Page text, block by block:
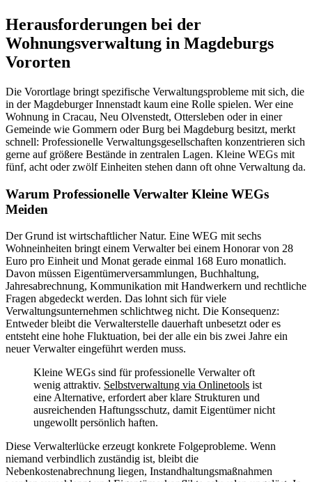
Herausforderungen bei der
Wohnungsverwaltung in Magdeburgs
Vororten
Die Vorortlage bringt spezifische Verwaltungsprobleme mit sich, die
in der Magdeburger Innenstadt kaum eine Rolle spielen. Wer eine
Wohnung in Cracau, Neu Olvenstedt, Ottersleben oder in einer
Gemeinde wie Gommern oder Burg bei Magdeburg besitzt, merkt
schnell: Professionelle Verwaltungsgesellschaften konzentrieren sich
gerne auf größere Bestände in zentralen Lagen. Kleine WEGs mit
fünf, acht oder zwölf Einheiten stehen dann oft ohne Verwaltung da.
Warum Professionelle Verwalter Kleine WEGs
Meiden
Der Grund ist wirtschaftlicher Natur. Eine WEG mit sechs
Wohneinheiten bringt einem Verwalter bei einem Honorar von 28
Euro pro Einheit und Monat gerade einmal 168 Euro monatlich.
Davon müssen Eigentümerversammlungen, Buchhaltung,
Jahresabrechnung, Kommunikation mit Handwerkern und rechtliche
Fragen abgedeckt werden. Das lohnt sich für viele
Verwaltungsunternehmen schlichtweg nicht. Die Konsequenz:
Entweder bleibt die Verwalterstelle dauerhaft unbesetzt oder es
entsteht eine hohe Fluktuation, bei der alle ein bis zwei Jahre ein
neuer Verwalter eingeführt werden muss.
Kleine WEGs sind für professionelle Verwalter oft
wenig attraktiv. Selbstverwaltung via Onlinetools ist
eine Alternative, erfordert aber klare Strukturen und
ausreichenden Haftungsschutz, damit Eigentümer nicht
ungewollt persönlich haften.
Diese Verwalterlücke erzeugt konkrete Folgeprobleme. Wenn
niemand verbindlich zuständig ist, bleibt die
Nebenkostenabrechnung liegen, Instandhaltungsmaßnahmen